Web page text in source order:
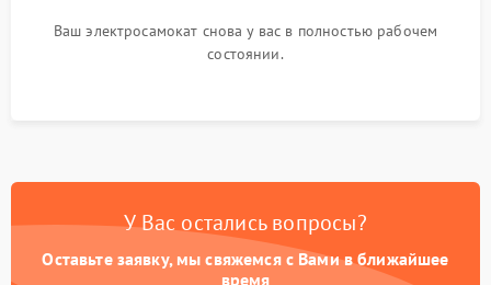
Ваш электросамокат снова у вас в полностью рабочем
состоянии.
У Вас остались вопросы?
Оставьте заявку, мы свяжемся с Вами в ближайшее
время